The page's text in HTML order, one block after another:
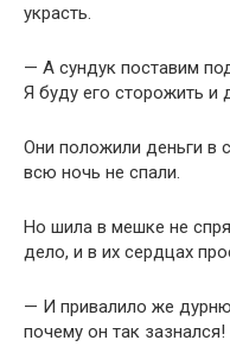
украсть.
— А сундук поставим
Я буду его сторожить и
Они положили деньги в
всю ночь не спали.
Но шила в мешке не
дело, и в их сердцах
— И привалило же
почему он так зазнался!